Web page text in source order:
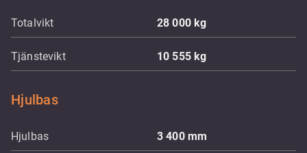
Totalvikt 28 000kg
Tjänstevikt 10 555kg
Hjulbas
Hjulbas 3 400 mm